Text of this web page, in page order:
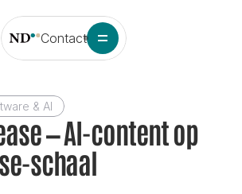
Contact
& AI
— AI-content op
schaal